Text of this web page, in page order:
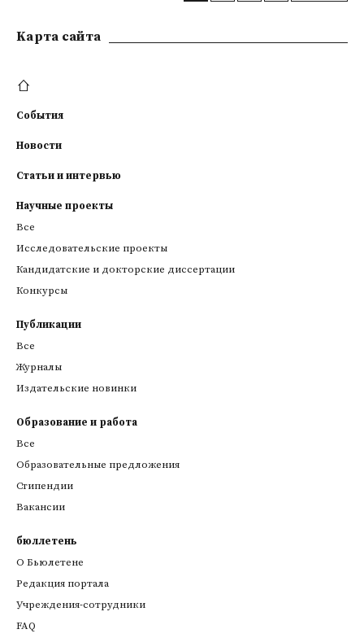
Kарта сайта
События
Новости
Статьи и интервью
Научные проекты
Все
Исследовательские проекты
Кандидатские и докторские диссертации
Конкурсы
Публикации
Все
Журналы
Издательские новинки
Образование и работа
Все
Образовательные предложения
Стипендии
Вакансии
бюллетень
О Бьюлетене
Редакция портала
Учреждения-сотрудники
FAQ